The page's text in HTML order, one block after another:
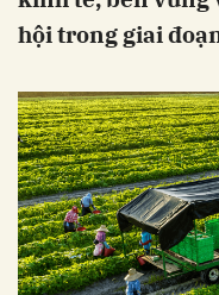
hội trong giai